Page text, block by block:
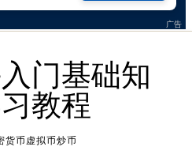
门基础知
教程
货币虚拟币炒币